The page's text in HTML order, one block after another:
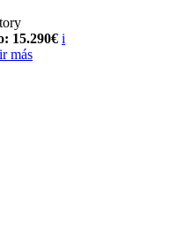
15.290€ i
más